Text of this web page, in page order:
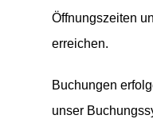
Öffnungszeiten
erreichen.
Buchungen
unser